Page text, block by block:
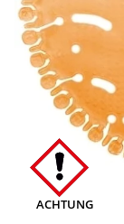
ACHTUNG